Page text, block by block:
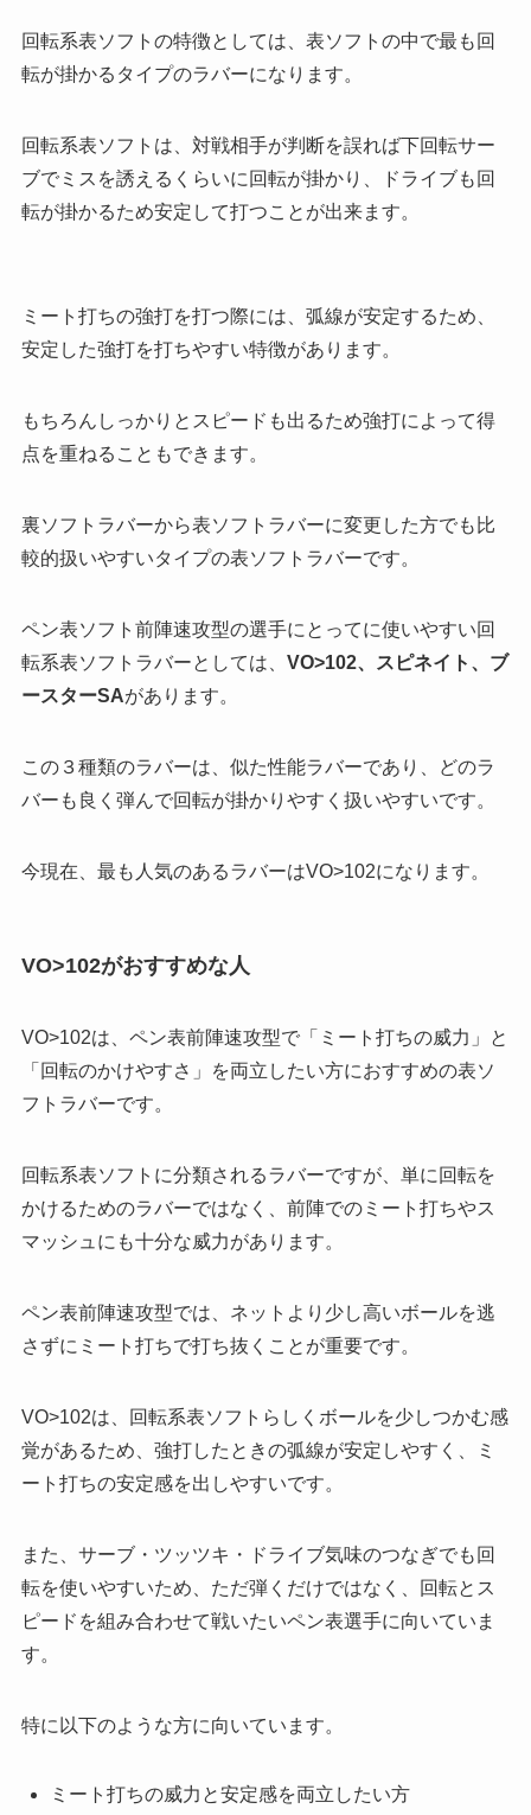
回転系表ソフト の特徴としては、表ソフトの中で最も回
転が掛かるタイプのラバーになります。
回転系表ソフトは、対戦相手が判断を誤れば下回転サー
ブでミスを誘えるくらいに回転が掛かり、ドライブも回
転が掛かるため安定して打つことが出来ます。
ミート打ちの強打を打つ際には、弧線が安定するため、
安定した強打を打ちやすい特徴があります。
もちろんしっかりとスピードも出るため強打によって得
点を重ねることもできます。
裏ソフトラバーから表ソフトラバーに変更した方でも比
較的扱いやすいタイプの表ソフトラバーです。
ペン表ソフト前陣速攻型の選手にとってに使いやすい回
転系表ソフトラバーとしては、 VO>102、スピネイト、ブ
ースターSAがあります。
この３種類のラバーは、似た性能ラバーであり、どのラ
バーも良く弾んで回転が掛かりやすく扱いやすいです。
今現在、最も人気のあるラバーはVO>102になります。
VO>102がおすすめな人
VO>102は、ペン表前陣速攻型で「ミート打ちの威力」と
「回転のかけやすさ」を両立したい方におすすめの表ソ
フトラバーです。
回転系表ソフトに分類されるラバーですが、単に回転を
かけるためのラバーではなく、前陣でのミート打ちやス
マッシュにも十分な威力があります。
ペン表前陣速攻型では、ネットより少し高いボールを逃
さずにミート打ちで打ち抜くことが重要です。
VO>102は、回転系表ソフトらしくボールを少しつかむ感
覚があるため、強打したときの弧線が安定しやすく、ミ
ート打ちの安定感を出しやすいです。
また、サーブ・ツッツキ・ドライブ気味のつなぎでも回
転を使いやすいため、ただ弾くだけではなく、回転とス
ピードを組み合わせて戦いたいペン表選手に向いていま
す。
特に以下のような方に向いています。
ミート打ちの威力と安定感を両立したい方